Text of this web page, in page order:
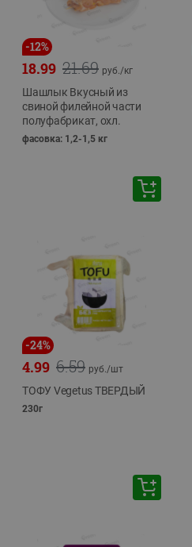
-12%
21.69
18.99 руб./кг
Шашлык Вкусный из
свиной филейной части
полуфабрикат, охл.
фасовка: 1,2-1,5 кг
-24%
6.59
4.99 руб./шт
ТОФУ Vegetus ТВЕРДЫЙ
230г